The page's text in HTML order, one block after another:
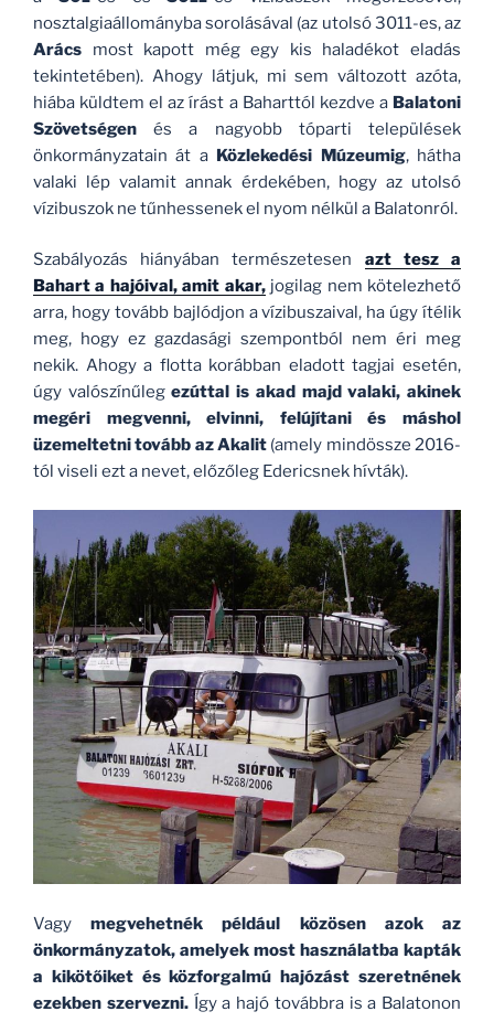
nosztalgiaállományba sorolásával (az utolsó 3011-es, az
Arács most kapott még egy kis haladékot eladás
tekintetében). Ahogy látjuk, mi sem változott azóta,
hiába küldtem el az írást a Baharttól kezdve a Balatoni
Szövetségen és a nagyobb tóparti települések
önkormányzatain át a Közlekedési Múzeumig, hátha
valaki lép valamit annak érdekében, hogy az utolsó
vízibuszok ne tűnhessenek el nyom nélkül a Balatonról.
Szabályozás hiányában természetesen azt tesz a
Bahart a hajóival, amit akar, jogilag nem kötelezhető
arra, hogy tovább bajlódjon a vízibuszaival, ha úgy ítélik
meg, hogy ez gazdasági szempontból nem éri meg
nekik. Ahogy a flotta korábban eladott tagjai esetén,
úgy valószínűlegezúttal is akad majd valaki, akinek
megéri megvenni, elvinni, felújítani és máshol
üzemeltetni tovább az Akalit (amely mindössze 2016-
tól viseli ezt a nevet, előzőleg Edericsnek hívták).
Vagymegvehetnék például közösen azok az
önkormányzatok, amelyek most használatba kapták
a kikötőiket és közforgalmú hajózást szeretnének
ezekben szervezni.Így a hajó továbbra is a Balatonon